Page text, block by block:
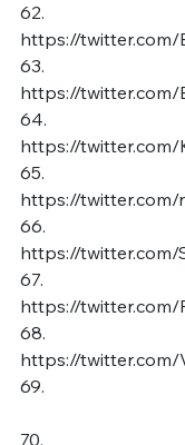
62.
https://twitter.com/
63.
https://twitter.com/
64.
https://twitter.com/
65.
https://twitter.com/
66.
https://twitter.com/
67.
https://twitter.com/
68.
https://twitter.com/
69.
70.